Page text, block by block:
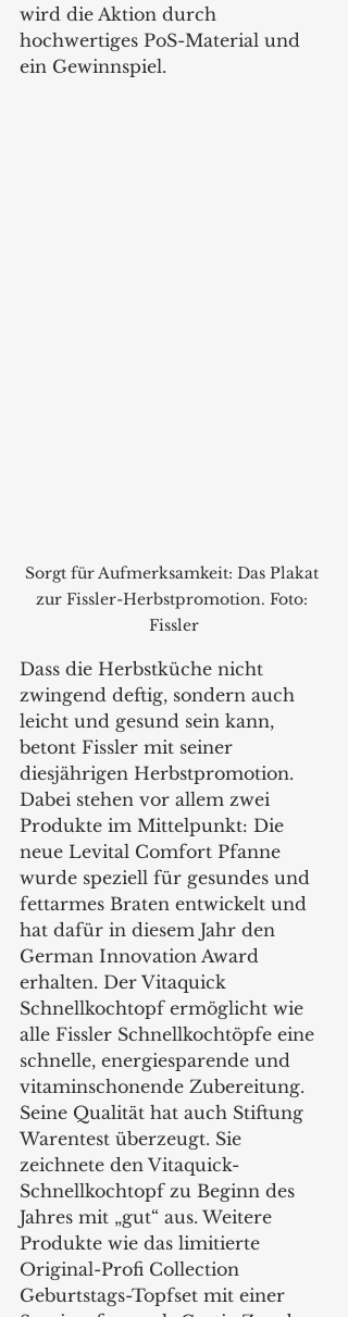
wird die Aktion durch
hochwertiges PoS-Material und
ein Gewinnspiel.
Sorgt für Aufmerksamkeit: Das Plakat
zur Fissler-Herbstpromotion. Foto:
Fissler
Dass die Herbstküche nicht
zwingend deftig, sondern auch
leicht und gesund sein kann,
betont Fissler mit seiner
diesjährigen Herbstpromotion.
Dabei stehen vor allem zwei
Produkte im Mittelpunkt: Die
neue Levital Comfort Pfanne
wurde speziell für gesundes und
fettarmes Braten entwickelt und
hat dafür in diesem Jahr den
German Innovation Award
erhalten. Der Vitaquick
Schnellkochtopf ermöglicht wie
alle Fissler Schnellkochtöpfe eine
schnelle, energiesparende und
vitaminschonende Zubereitung.
Seine Qualität hat auch Stiftung
Warentest überzeugt. Sie
zeichnete den Vitaquick-
Schnellkochtopf zu Beginn des
Jahres mit „gut“ aus. Weitere
Produkte wie das limitierte
Original-Profi Collection
Geburtstags-Topfset mit einer